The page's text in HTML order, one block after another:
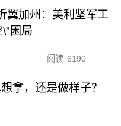
翼加州：美利坚军工
\"困局
阅读 6190
拿，还是做样子？